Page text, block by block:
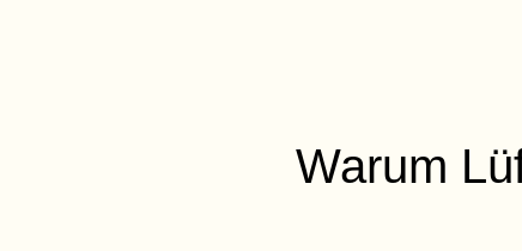
Warum